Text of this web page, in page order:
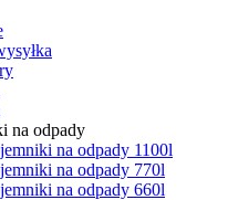
na odpady
na odpady 1100l
na odpady 770l
na odpady 660l